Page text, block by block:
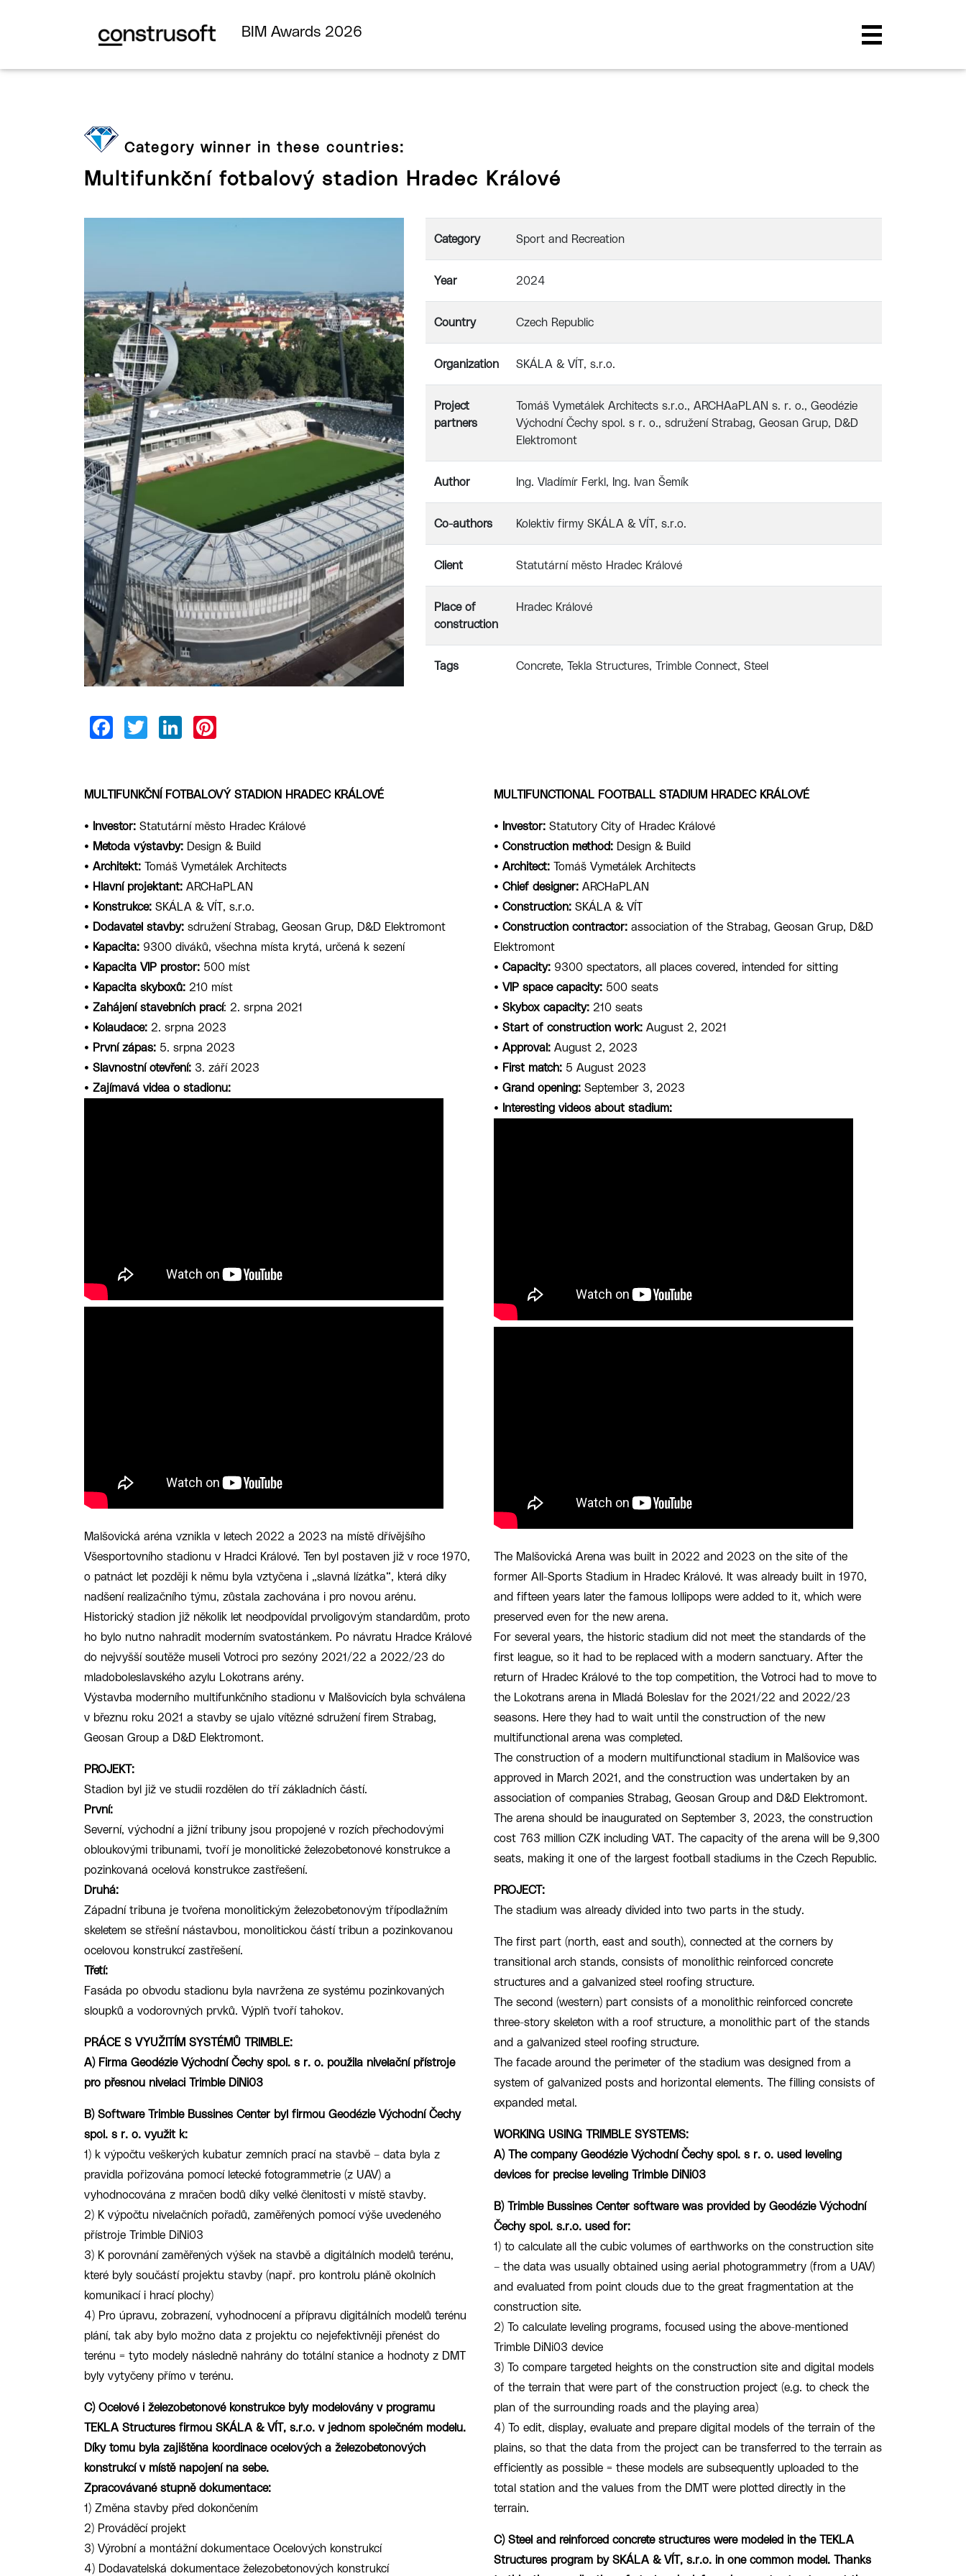
BIM Awards 2026
Category winner in these countries:
Multifunkční fotbalový stadion Hradec Králové
Category Sport and Recreation
Year 2024
Country Czech Republic
Organization SKÁLA & VÍT, s.r.o.
Project
partners
Tomáš Vymetálek Architects s.r.o., ARCHAaPLAN s. r. o., Geodézie
Východní Čechy spol. s r. o., sdružení Strabag, Geosan Grup, D&D
Elektromont
Author Ing. Vladímír Ferkl, Ing. Ivan Šemík
Co-authors Kolektiv firmy SKÁLA & VÍT, s.r.o.
Client Statutární město Hradec Králové
Place of
construction
Hradec Králové
Tags Concrete Tekla Structures Trimble Connect Steel
MULTIFUNKČNÍ FOTBALOVÝ STADION HRADEC KRÁLOVÉ
• Investor: Statutární město Hradec Králové
• Metoda výstavby: Design & Build
• Architekt: Tomáš Vymetálek Architects
• Hlavní projektant: ARCHaPLAN
• Konstrukce: SKÁLA & VÍT, s.r.o.
• Dodavatel stavby: sdružení Strabag, Geosan Grup, D&D Elektromont
• Kapacita: 9300 diváků, všechna místa krytá, určená k sezení
• Kapacita VIP prostor: 500 míst
• Kapacita skyboxů: 210 míst
• Zahájení stavebních prací: 2. srpna 2021
• Kolaudace: 2. srpna 2023
• První zápas: 5. srpna 2023
• Slavnostní otevření: 3. září 2023
• Zajímavá videa o stadionu:
Malšovická aréna vznikla v letech 2022 a 2023 na místě dřívějšího
Všesportovního stadionu v Hradci Králové. Ten byl postaven již v roce 1970,
o patnáct let později k němu byla vztyčena i „slavná lízátka“, která díky
nadšení realizačního týmu, zůstala zachována i pro novou arénu.
Historický stadion již několik let neodpovídal prvoligovým standardům, proto
ho bylo nutno nahradit moderním svatostánkem. Po návratu Hradce Králové
do nejvyšší soutěže museli Votroci pro sezóny 2021/22 a 2022/23 do
mladoboleslavského azylu Lokotrans arény.
Výstavba moderního multifunkčního stadionu v Malšovicích byla schválena
v březnu roku 2021 a stavby se ujalo vítězné sdružení firem Strabag,
Geosan Group a D&D Elektromont.
PROJEKT:
Stadion byl již ve studii rozdělen do tří základních částí.
První:
Severní, východní a jižní tribuny jsou propojené v rozích přechodovými
obloukovými tribunami, tvoří je monolitické železobetonové konstrukce a
pozinkovaná ocelová konstrukce zastřešení.
Druhá:
Západní tribuna je tvořena monolitickým železobetonovým třípodlažním
skeletem se střešní nástavbou, monolitickou částí tribun a pozinkovanou
ocelovou konstrukcí zastřešení.
Třetí:
Fasáda po obvodu stadionu byla navržena ze systému pozinkovaných
sloupků a vodorovných prvků. Výplň tvoří tahokov.
PRÁCE S VYUŽITÍM SYSTÉMŮ TRIMBLE:
A) Firma Geodézie Východní Čechy spol. s r. o. použila nivelační přístroje
pro přesnou nivelaci Trimble DiNi03
B) Software Trimble Bussines Center byl firmou Geodézie Východní Čechy
spol. s r. o. využit k:
1) k výpočtu veškerých kubatur zemních prací na stavbě – data byla z
pravidla pořizována pomocí letecké fotogrammetrie (z UAV) a
vyhodnocována z mračen bodů díky velké členitosti v místě stavby.
2) K výpočtu nivelačních pořadů, zaměřených pomocí výše uvedeného
přístroje Trimble DiNi03
3) K porovnání zaměřených výšek na stavbě a digitálních modelů terénu,
které byly součástí projektu stavby (např. pro kontrolu pláně okolních
komunikací i hrací plochy)
4) Pro úpravu, zobrazení, vyhodnocení a přípravu digitálních modelů terénu
plání, tak aby bylo možno data z projektu co nejefektivněji přenést do
terénu = tyto modely následně nahrány do totální stanice a hodnoty z DMT
byly vytyčeny přímo v terénu.
C) Ocelové i železobetonové konstrukce byly modelovány v programu
TEKLA Structures firmou SKÁLA & VÍT, s.r.o. v jednom společném modelu.
Díky tomu byla zajištěna koordinace ocelových a železobetonových
konstrukcí v místě napojení na sebe.
Zpracovávané stupně dokumentace:
1) Změna stavby před dokončením
2) Prováděcí projekt
3) Výrobní a montážní dokumentace Ocelových konstrukcí
4) Dodavatelská dokumentace železobetonových konstrukcí
MULTIFUNCTIONAL FOOTBALL STADIUM HRADEC KRÁLOVÉ
• Investor: Statutory City of Hradec Králové
• Construction method: Design & Build
• Architect: Tomáš Vymetálek Architects
• Chief designer: ARCHaPLAN
• Construction: SKÁLA & VÍT
• Construction contractor: association of the Strabag, Geosan Grup, D&D
Elektromont
• Capacity: 9300 spectators, all places covered, intended for sitting
• VIP space capacity: 500 seats
• Skybox capacity: 210 seats
• Start of construction work: August 2, 2021
• Approval: August 2, 2023
• First match: 5 August 2023
• Grand opening: September 3, 2023
•
Interesting videos about stadium:
The Malšovická Arena was built in 2022 and 2023 on the site of the
former All-Sports Stadium in Hradec Králové. It was already built in 1970,
and fifteen years later the famous lollipops were added to it, which were
preserved even for the new arena.
For several years, the historic stadium did not meet the standards of the
first league, so it had to be replaced with a modern sanctuary. After the
return of Hradec Králové to the top competition, the Votroci had to move to
the Lokotrans arena in Mladá Boleslav for the 2021/22 and 2022/23
seasons. Here they had to wait until the construction of the new
multifunctional arena was completed.
The construction of a modern multifunctional stadium in Malšovice was
approved in March 2021, and the construction was undertaken by an
association of companies Strabag, Geosan Group and D&D Elektromont.
The arena should be inaugurated on September 3, 2023, the construction
cost 763 million CZK including VAT. The capacity of the arena will be 9,300
seats, making it one of the largest football stadiums in the Czech Republic.
PROJECT:
The stadium was already divided into two parts in the study.
The first part (north, east and south), connected at the corners by
transitional arch stands, consists of monolithic reinforced concrete
structures and a galvanized steel roofing structure.
The second (western) part consists of a monolithic reinforced concrete
three-story skeleton with a roof structure, a monolithic part of the stands
and a galvanized steel roofing structure.
The facade around the perimeter of the stadium was designed from a
system of galvanized posts and horizontal elements. The filling consists of
expanded metal.
WORKING USING TRIMBLE SYSTEMS:
A) The company Geodézie Východní Čechy spol. s r. o. used leveling
devices for precise leveling Trimble DiNi03
B) Trimble Bussines Center software was provided by Geodézie Východní
Čechy spol. s.r.o. used for:
1) to calculate all the cubic volumes of earthworks on the construction site
– the data was usually obtained using aerial photogrammetry (from a UAV)
and evaluated from point clouds due to the great fragmentation at the
construction site.
2) To calculate leveling programs, focused using the above-mentioned
Trimble DiNi03 device
3) To compare targeted heights on the construction site and digital models
of the terrain that were part of the construction project (e.g. to check the
plan of the surrounding roads and the playing area)
4) To edit, display, evaluate and prepare digital models of the terrain of the
plains, so that the data from the project can be transferred to the terrain as
efficiently as possible = these models are subsequently uploaded to the
total station and the values from the DMT were plotted directly in the
terrain.
C) Steel and reinforced concrete structures were modeled in the TEKLA
Structures program by SKÁLA & VÍT, s.r.o. in one common model. Thanks